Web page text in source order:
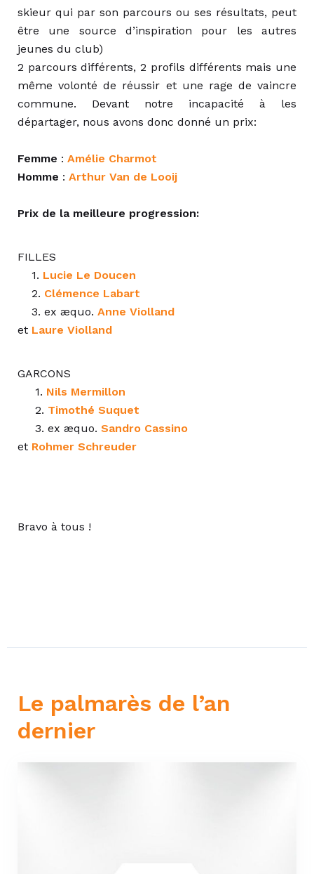
skieur qui par son parcours ou ses résultats, peut
être une source d’inspiration pour les autres
jeunes du club)
2 parcours différents, 2 profils différents mais une
même volonté de réussir et une rage de vaincre
commune. Devant notre incapacité à les
départager, nous avons donc donné un prix:
Femme : Amélie Charmot
Homme : Arthur Van de Looij
Prix de la meilleure progression:
FILLES
1. Lucie Le Doucen
2. Clémence Labart
3. ex æquo. Anne Violland
et Laure Violland
GARCONS
1. Nils Mermillon
2. Timothé Suquet
3. ex æquo. Sandro Cassino
et Rohmer Schreuder
Bravo à tous !
Le palmarès de l’an
dernier